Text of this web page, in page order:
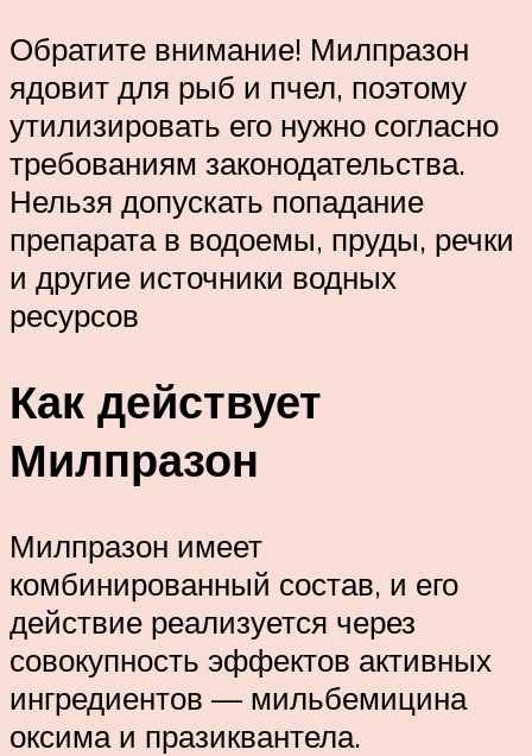
Обратите внимание! Милпразон
ядовит для рыб и пчел, поэтому
утилизировать его нужно согласно
требованиям законодательства.
Нельзя допускать попадание
препарата в водоемы, пруды, речки
и другие источники водных
ресурсов
Как действует
Милпразон
Милпразон имеет
комбинированный состав, и его
действие реализуется через
совокупность эффектов активных
ингредиентов — мильбемицина
оксима и празиквантела.